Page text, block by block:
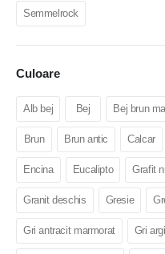
Semmelrock
Culoare
Alb bej Bej Bej brun
Brun Brun antic Calcar
Encina Eucalipto Grafit
Granit deschis Gresie
Gri antracit marmorat Gri